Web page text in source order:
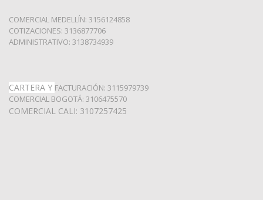
COMERCIAL MEDELLÍN: 3156124858
COTIZACIONES: 3136877706
ADMINISTRATIVO: 3138734939
CARTERA Y FACTURACIÓN: 3115979739
COMERCIAL BOGOTÁ: 3106475570
COMERCIAL CALI: 3107257425